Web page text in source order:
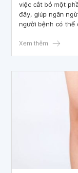
việc cắt bỏ một
đây, giúp ngăn
người bệnh có thể
luyện chăm chỉ và
Xem thêm